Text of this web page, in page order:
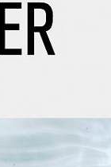
小乐测评 |